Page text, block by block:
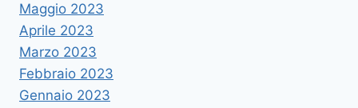
Maggio 2023
Aprile 2023
Marzo 2023
Febbraio 2023
Gennaio 2023